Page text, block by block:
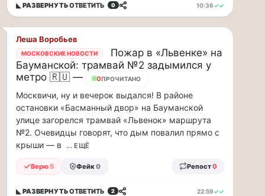
Пока
мы
тут
в
столице
обсуждаем…
Москвичи,
привет!
Пока
мы
тут
в
столице
обсуждаем
◣ РАЗВЕРНУТЬОТВЕТИТЬ 0 10:36✓✓
Леша Воробьев
МОСКОВСКИЕ НОВОСТИ
Пожар в «Львенке» на
Бауманской: трамвай №2 задымился у
метро 🇷🇺 —
6ПРОЧИТАНО
Москвичи, ну и вечерок выдался! В районе
остановки «Басманный двор» на Бауманской
улице загорелся трамвай «Львенок» маршрута
№2. Очевидцы говорят, что дым повалил прямо с
крыши — в
... ЕЩЁ
Верю 5 Фейк0 Репост0
◣ РАЗВЕРНУТЬОТВЕТИТЬ 2 22:59✓✓